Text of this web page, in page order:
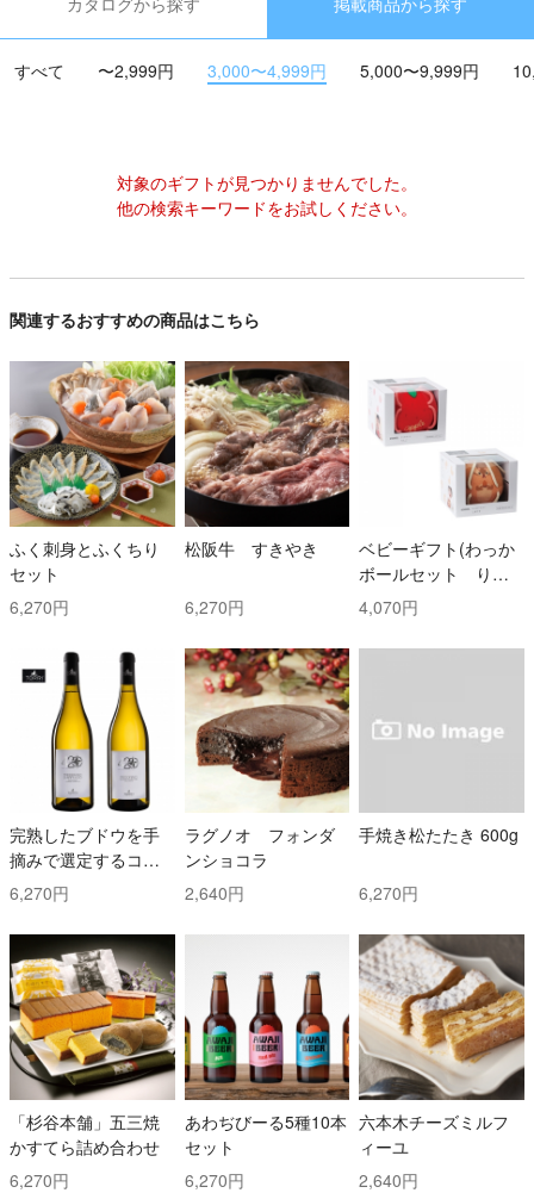
すべて 〜2,999円 3,000〜4,999円 5,000〜9,999円
対象のギフトが見つかりませんでした。
他の検索キーワードをお試しください。
関連するおすすめの商品はこちら
ふく刺身とふくちり
セット
6,270円
松阪牛 すきやき
6,270円
ベビーギフト(わっか
ボールセット りん
ご・しまりす)
4,070円
完熟したブドウを手
摘みで選定するコス
トと時間を掛けた白
ワイン2本セット！ ト
ッリ社/トレッビアー
ノ・ダブルッツォ 42
0 & コッリ・アプルテ
ィーニ 420 ぺコリー
ノ
6,270円
ラグノオ フォンダ
ンショコラ
2,640円
手焼き松たたき 600g
6,270円
「杉谷本舗」五三焼
かすてら詰め合わせ
6,270円
あわぢびーる5種10本
セット
6,270円
六本木チーズミルフ
ィーユ
2,640円